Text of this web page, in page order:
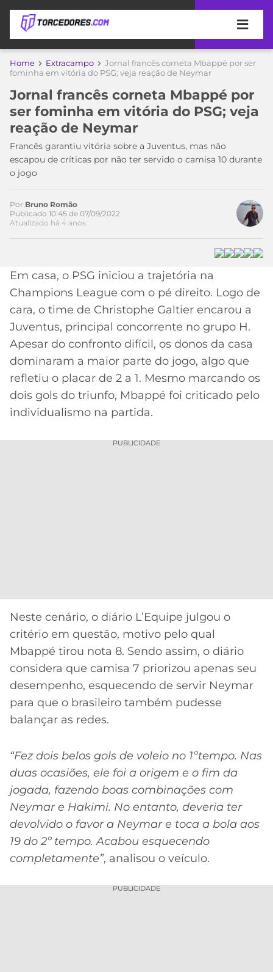
APOSTAS
DE
APOSTA
MELHORES
SITES
APOSTAS
2026
CÓDIGO
DE
INDICAÇÃO
BET365
CÓDIGO
BETANO
MELHORES
DE
COPA
DO
MUNDO
TIMES
MEU
TIME
CORINTHIANS
SÃO
PAULO
SANTOS
FLAMENGO
FLUMINENSE
ATLÉTICO
MG
CRUZEIRO
CAMPEONATOS
A
LIBERTADORES
COPA
BRASIL
PREMIER
LEAGUE
MERCADO
DA
BOLA
PALPITES
Home Extracampo
Jornal francês corneta Mbappé por ser
fominha em vitória do PSG; veja reação de Neymar
Jornal francês corneta Mbappé por
ser fominha em vitória do PSG; veja
reação de Neymar
Francês garantiu vitória sobre a Juventus, mas não
escapou de críticas por não ter servido o camisa 10 durante
o jogo
Por Bruno Romão
Publicado 10:45 de 07/09/2022
Atualizado há 4 anos
Em casa, o PSG iniciou a trajetória na
Champions League com o pé direito. Logo de
cara, o time de Christophe Galtier encarou a
Juventus, principal concorrente no grupo H.
Apesar do confronto difícil, os donos da casa
dominaram a maior parte do jogo, algo que
refletiu o placar de 2 a 1. Mesmo marcando os
dois gols do triunfo, Mbappé foi criticado pelo
individualismo na partida.
PUBLICIDADE
Neste cenário, o diário L’Equipe julgou o
critério em questão, motivo pelo qual
Mbappé tirou nota 8. Sendo assim, o diário
considera que camisa 7 priorizou apenas seu
desempenho, esquecendo de servir Neymar
para que o brasileiro também pudesse
balançar as redes.
“Fez dois belos gols de voleio no 1ºtempo. Nas
duas ocasiões, ele foi a origem e o fim da
jogada, fazendo boas combinações com
Neymar e Hakimi. No entanto, deveria ter
devolvido o favor a Neymar e toca a bola aos
19 do 2º tempo. Acabou esquecendo
completamente”, analisou o veículo.
PUBLICIDADE